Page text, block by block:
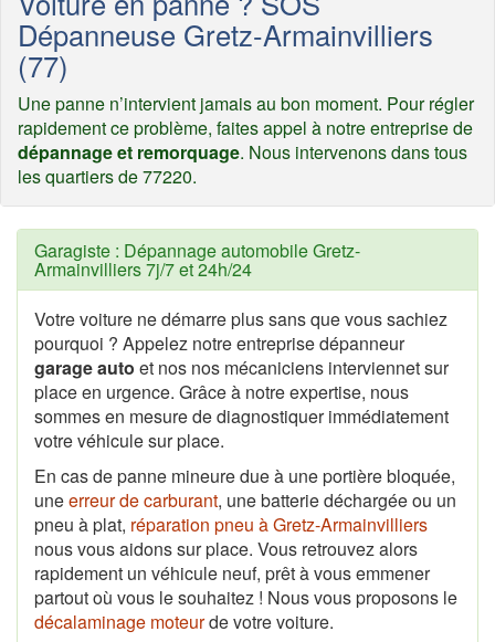
Dépanneuse Gretz-Armainvilliers
(77)
Une panne n’intervient jamais au bon moment. Pour régler
rapidement ce problème, faites appel à notre entreprise de
dépannage et remorquage. Nous intervenons dans tous
les quartiers de 77220.
Garagiste : Dépannage automobile Gretz-
Armainvilliers 7j/7 et 24h/24
Votre voiture ne démarre plus sans que vous sachiez
pourquoi ? Appelez notre entreprise dépanneur
garage auto et nos nos mécaniciens interviennet sur
place en urgence. Grâce à notre expertise, nous
sommes en mesure de diagnostiquer immédiatement
votre véhicule sur place.
En cas de panne mineure due à une portière bloquée,
uneerreur de carburant, une batterie déchargée ou un
pneu à plat, réparation pneu à Gretz-Armainvilliers
nous vous aidons sur place. Vous retrouvez alors
rapidement un véhicule neuf, prêt à vous emmener
partout où vous le souhaitez ! Nous vous proposons le
décalaminage moteurde votre voiture.